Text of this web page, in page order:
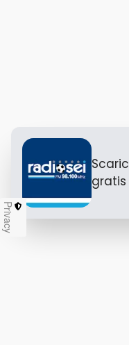
Privacy